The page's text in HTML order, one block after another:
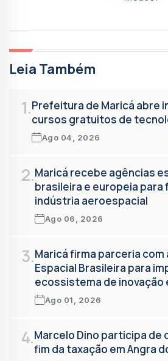
Leia Também
1.Prefeitura de Maricá abre
cursos gratuitos de
Ago 04, 2026
2.Maricá recebe agências
brasileira e europeia
indústria aeroespacial
Ago 06, 2026
3.Maricá firma parceria com
Espacial Brasileira para
ecossistema de inovação
Ago 01, 2026
4.Marcelo Dino participa de
fim da taxação em Angra